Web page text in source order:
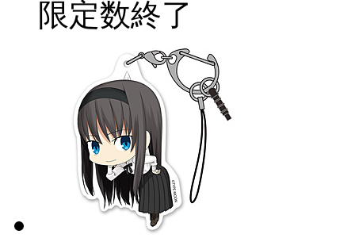
限定数終了